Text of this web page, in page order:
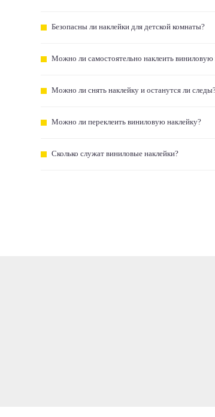
Безопасны ли наклейки для детской комнаты?
Можно ли самостоятельно наклеить виниловую
Можно ли снять наклейку и останутся ли
Можно ли переклеить виниловую наклейку?
Сколько служат виниловые наклейки?